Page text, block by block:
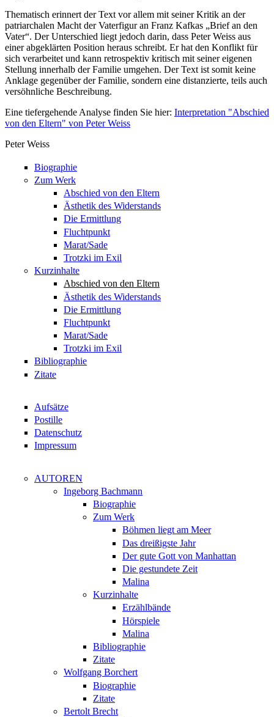
Thematisch erinnert der Text vor allem mit seiner Kritik an der
patriarchalen Macht der Vaterfigur an Franz Kafkas „Brief an den
Vater“. Der Unterschied liegt jedoch darin, dass Peter Weiss aus
einer abgeklärten Position heraus schreibt. Er hat den Konflikt für
sich verarbeitet und kann retrospektiv kritisch mit seiner eigenen
Stellung innerhalb der Familie umgehen. Der Text ist somit keine
Anklage gegenüber der Familie, sondern eine distanzierte, teils auch
versöhnliche Beschreibung.
Eine tiefergehende Analyse finden Sie hier: Interpretation "Abschied
von den Eltern" von Peter Weiss
Peter Weiss
Biographie
Zum Werk
Abschied von den Eltern
Ästhetik des Widerstands
Die Ermittlung
Fluchtpunkt
Marat/Sade
Trotzki im Exil
Kurzinhalte
Abschied von den Eltern
Ästhetik des Widerstands
Die Ermittlung
Fluchtpunkt
Marat/Sade
Trotzki im Exil
Bibliographie
Zitate
Aufsätze
Postille
Datenschutz
Impressum
AUTOREN
Ingeborg Bachmann
Biographie
Zum Werk
Böhmen liegt am Meer
Das dreißigste Jahr
Der gute Gott von Manhattan
Die gestundete Zeit
Malina
Kurzinhalte
Erzählbände
Hörspiele
Malina
Bibliographie
Zitate
Wolfgang Borchert
Biographie
Zitate
Bertolt Brecht